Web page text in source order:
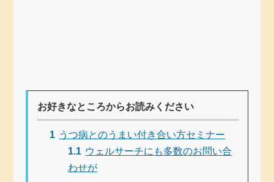
お好きなところからお読みください
1 うつ病とのうまい付き合い方セミナー
1.1 ウェルサーチにも多数のお問い合
わせが